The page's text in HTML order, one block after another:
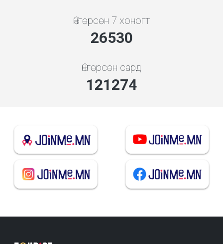
Өнгөрсөн 7 хоногт
28571
Өнгөрсөн сард
130603